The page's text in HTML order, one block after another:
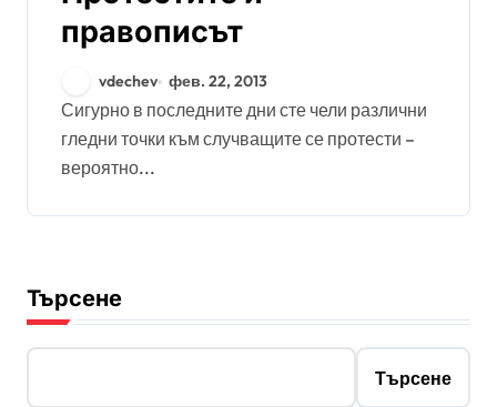
правописът
vdechev фев. 22, 2013
Сигурно в последните дни сте чели различни
гледни точки към случващите се протести –
вероятно...
Търсене
Търсене